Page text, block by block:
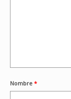
Nombre *